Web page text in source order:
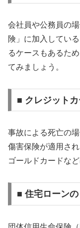
会社員や公務員の
険」に加入してい
るケースもあるた
てみましょう。
■ クレジット
事故による死亡の
傷害保険が適用さ
ゴールドカードな
■ 住宅ローンの